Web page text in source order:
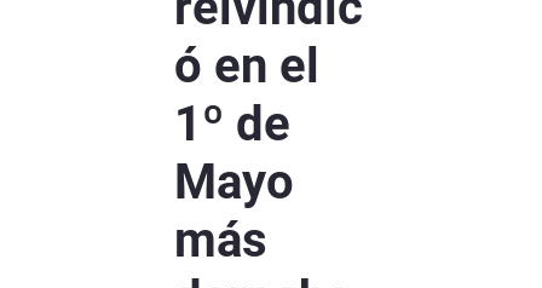
ó en el
1º de
Mayo
más